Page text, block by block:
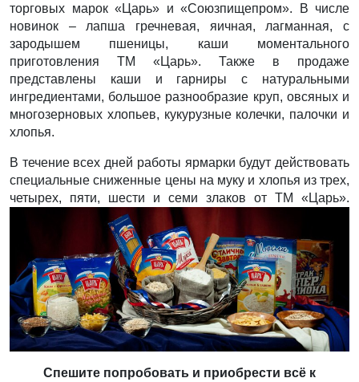
торговых марок «Царь» и «Союзпищепром». В числе
новинок – лапша гречневая, яичная, лагманная, с
зародышем пшеницы, каши моментального
приготовления ТМ «Царь». Также в продаже
представлены каши и гарниры с натуральными
ингредиентами, большое разнообразие круп, овсяных и
многозерновых хлопьев, кукурузные колечки, палочки и
хлопья.
В течение всех дней работы ярмарки будут действовать
специальные сниженные цены на муку и хлопья из трех,
четырех, пяти, шести и семи злаков от ТМ «Царь».
Спешите попробовать и приобрести всё к